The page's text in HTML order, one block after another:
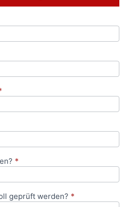
*
geprüft werden? *